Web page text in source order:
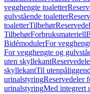
vegghengte toaletter
gulvstående toaletter
toaletterTilbehør
TilbehørForbruksmateriell
BidémodulerFor
For vegghengte og
uten skyllekant
skyllekantTil
urinalstyringReservedeler
urinalstyringMed integrert